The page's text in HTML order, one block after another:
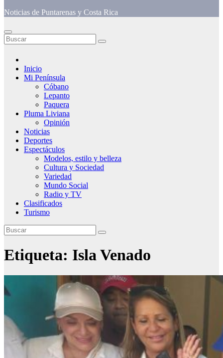
Noticias de Puntarenas y Costa Rica
Inicio
Mi Península
Cóbano
Lepanto
Paquera
Pluma Liviana
Opinión
Noticias
Deportes
Espectáculos
Modelos, estilo y belleza
Cultura y Sociedad
Variedad
Mundo Social
Radio y TV
Clasificados
Turismo
Etiqueta: Isla Venado